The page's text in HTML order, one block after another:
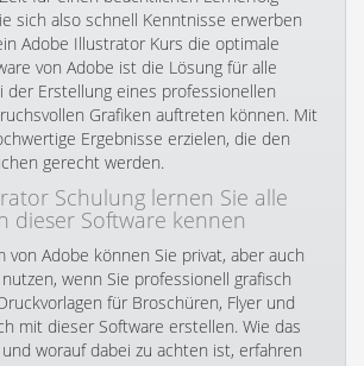
sich also schnell Kenntnisse erwerben
Adobe Illustrator Kurs die optimale
von Adobe ist die Lösung für alle
der Erstellung eines professionellen
Grafiken auftreten können. Mit
Ergebnisse erzielen, die den
gerecht werden.
Schulung lernen Sie alle
dieser Software kennen
von Adobe können Sie privat, aber auch
wenn Sie professionell grafisch
für Broschüren, Flyer und
mit dieser Software erstellen. Wie das
worauf dabei zu achten ist, erfahren